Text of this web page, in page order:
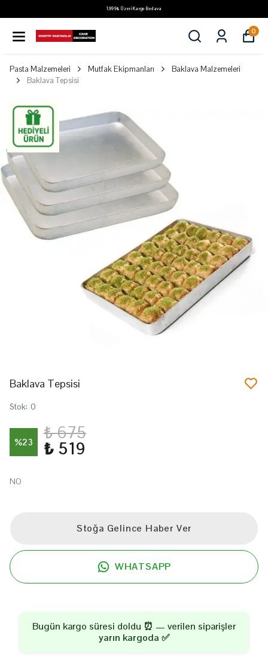
1.999₺ Üzeri Kargo Bedava
0
Pasta Malzemeleri Mutfak Ekipmanları
Baklava Malzemeleri
Baklava Tepsisi
Baklava Tepsisi
Stok: 0
%23 ₺ 675
₺ 519
NO
Stoğa Gelince Haber Ver
WHATSAPP
Bugün kargo süresi doldu ⏰ — verilen siparişler
yarın kargoda ✅